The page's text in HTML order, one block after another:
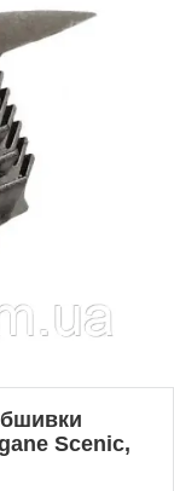
Scenic,